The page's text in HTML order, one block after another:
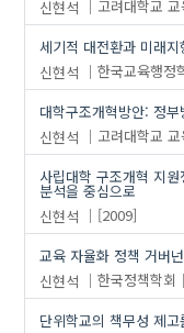
신현석
고려대학교
세기적 대전환과 미래
신현석
한국교육행정
대학구조개혁방안: 정
신현석
고려대학교
사립대학 구조개혁 지
분석을 중심으로
신현석
[2009]
교육 자율화 정책 거버
신현석
한국정책학회
단위학교의 책무성 제